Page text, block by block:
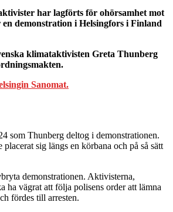
har lagförts för ohörsamhet mot
demonstration i Helsingfors i Finland
klimataktivisten Greta Thunberg
Sanomat.
som Thunberg deltog i demonstrationen.
sig längs en körbana och på så sätt
demonstrationen. Aktivisterna,
ha vägrat att följa polisens order att lämna
fördes till arresten.